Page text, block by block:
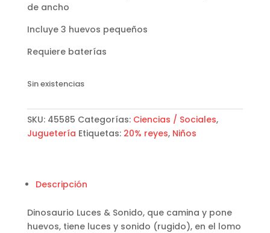
de ancho
Incluye 3 huevos pequeños
Requiere baterías
Sin existencias
SKU: 45585 Categorías: Ciencias / Sociales,
Juguetería Etiquetas: 20% reyes, Niños
Descripción
Dinosaurio Luces & Sonido, que camina y pone
huevos, tiene luces y sonido (rugido), en el lomo